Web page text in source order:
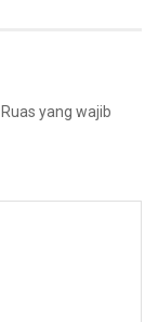
Ruas yang wajib